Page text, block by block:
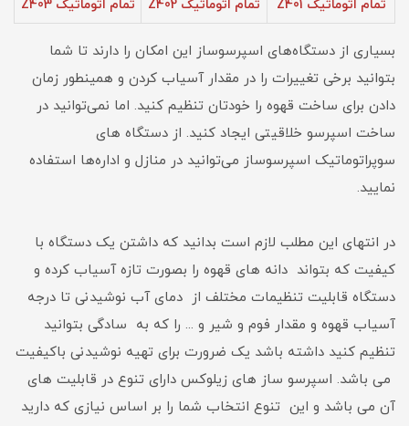
تمام اتوماتیک Z401
تمام اتوماتیک Z402
تمام اتوماتیک Z403
بسیاری از دستگاه‌های اسپرسوساز این امکان را دارند تا شما
بتوانید برخی تغییرات را در مقدار آسیاب کردن و همینطور زمان
دادن برای ساخت قهوه را خودتان تنظیم کنید. اما نمی‌توانید در
ساخت اسپرسو خلاقیتی ایجاد کنید. از دستگاه های
سوپراتوماتیک اسپرسوساز می‌توانید در منازل و اداره‌ها استفاده
نمایید.
در انتهای این مطلب لازم است بدانید که داشتن یک دستگاه با
کیفیت که بتواند دانه های قهوه را بصورت تازه آسیاب کرده و
دستگاه قابلیت تنظیمات مختلف از دمای آب نوشیدنی تا درجه
آسیاب قهوه و مقدار فوم و شیر و ... را که به سادگی بتوانید
تنظیم کنید داشته باشد یک ضرورت برای تهیه نوشیدنی باکیفیت
می باشد. اسپرسو ساز های زیلوکس دارای تنوع در قابلیت های
آن می باشد و این تنوع انتخاب شما را بر اساس نیازی که دارید